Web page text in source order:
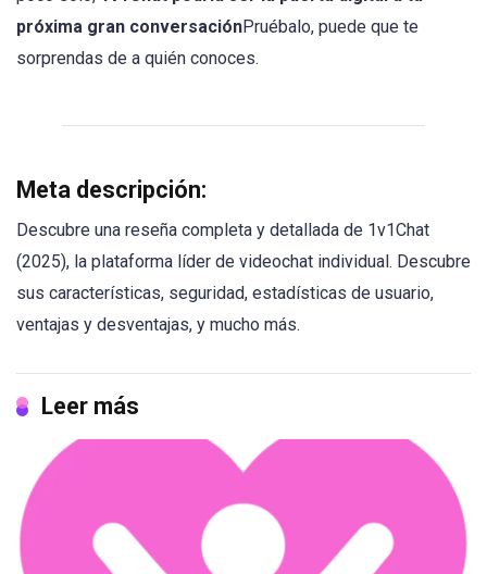
próxima gran conversaciónPruébalo, puede que te
sorprendas de a quién conoces.
Meta descripción:
Descubre una reseña completa y detallada de 1v1Chat
(2025), la plataforma líder de videochat individual. Descubre
sus características, seguridad, estadísticas de usuario,
ventajas y desventajas, y mucho más.
Leer más